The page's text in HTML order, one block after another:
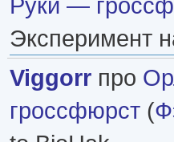
Эксперимент
Viggorr про
гроссфюрст (